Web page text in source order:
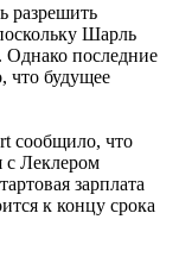
разрешить
Шарль
Однако последние
что будущее
сообщило, что
с Леклером
зарплата
к концу срока